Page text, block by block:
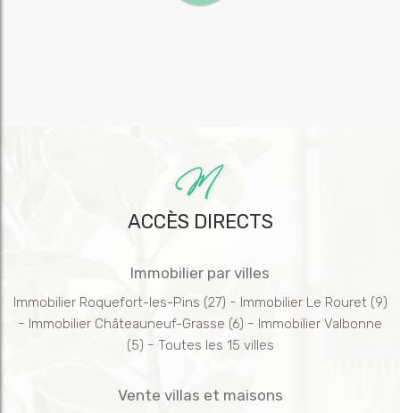
ACCÈS DIRECTS
Immobilier par villes
Immobilier Roquefort-les-Pins (27) - Immobilier Le Rouret(9)
- Immobilier Châteauneuf-Grasse (6) - Immobilier Valbonne
(5) - Toutes les 15 villes
Vente villas et maisons